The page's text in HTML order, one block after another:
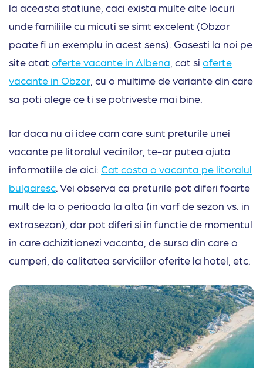
la aceasta statiune, caci exista multe alte locuri
unde familiile cu micuti se simt excelent (Obzor
poate fi un exemplu in acest sens). Gasesti la noi pe
site atat oferte vacante in Albena , cat si oferte
vacante in Obzor , cu o multime de variante din care
sa poti alege ce ti se potriveste mai bine.
Iar daca nu ai idee cam care sunt preturile unei
vacante pe litoralul vecinilor, te-ar putea ajuta
informatiile de aici: Cat costa o vacanta pe litoralul
bulgaresc . Vei observa ca preturile pot diferi foarte
mult de la o perioada la alta (in varf de sezon vs. in
extrasezon), dar pot diferi si in functie de momentul
in care achizitionezi vacanta, de sursa din care o
cumperi, de calitatea serviciilor oferite la hotel, etc.